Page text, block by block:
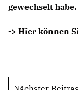
gewechselt habe.
-> Hier können